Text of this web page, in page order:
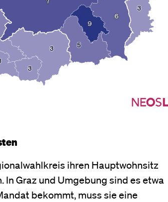
ihren Hauptwohnsitz
Graz und Umgebung sind es etwa
bekommt, muss sie eine